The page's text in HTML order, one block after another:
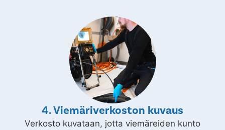
4. Viemäriverkoston kuvaus
Verkosto kuvataan, jotta viemäreiden kunto